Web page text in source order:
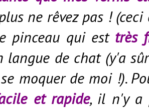
ne rêvez pas !
pinceau qui est très
langue de chat (y'a
moquer de moi !).
et rapide, il n'y a